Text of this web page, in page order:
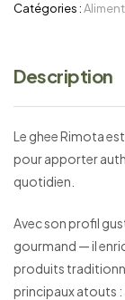
Catégories :
Description
Le ghee Rimota
pour apporter
quotidien.
Avec son profil
gourmand — il
produits
principaux atouts :